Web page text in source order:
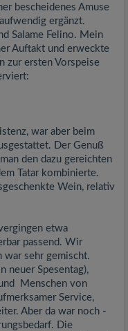
bescheidenes Amuse
ergänzt.
Salame Felino. Mein
Auftakt und erweckte
zur ersten Vorspeise
war aber beim
Der Genuß
den dazu gereichten
Tatar kombinierte.
Wein, relativ
etwa
passend. Wir
war sehr gemischt.
neuer Spesentag),
Menschen von
Service,
Aber da war noch -
Die